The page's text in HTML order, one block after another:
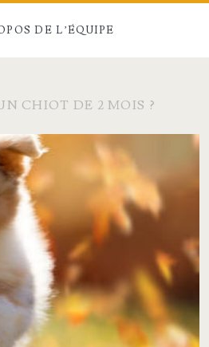
DE L’ÉQUIPE
CHIOT DE 2 MOIS ?